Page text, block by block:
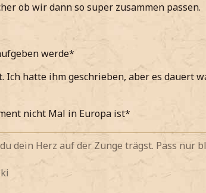
ob wir dann so super zusammen passen.
werde*
Ich hatte ihm geschrieben, aber es dauert
nicht Mal in Europa ist*
dein Herz auf der Zunge trägst. Pass nur